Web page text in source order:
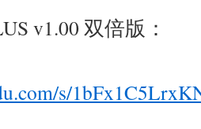
v1.00 双倍版：
s/